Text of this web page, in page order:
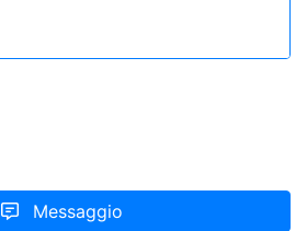
Messaggio